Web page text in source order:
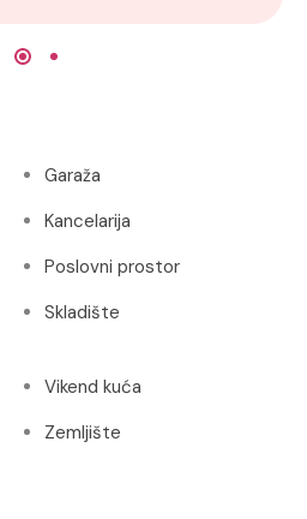
Garaža
Kancelarija
Poslovni prostor
Skladište
Vikend kuća
Zemljište